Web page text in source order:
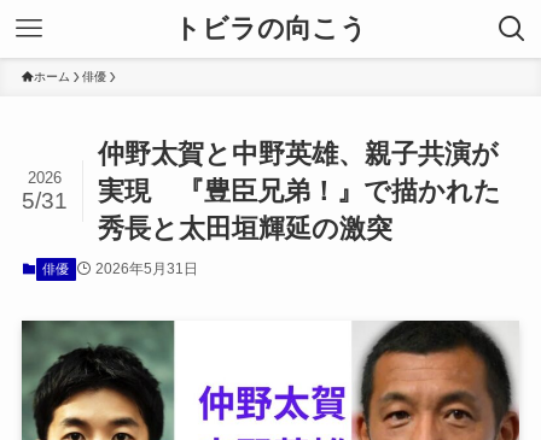
トビラの向こう
ホーム 俳優
仲野太賀と中野英雄、親子共演が
実現 『豊臣兄弟！』で描かれた
秀長と太田垣輝延の激突
2026
5/31
俳優 2026年5月31日